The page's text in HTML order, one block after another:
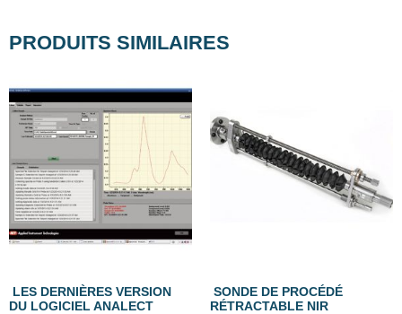
PRODUITS SIMILAIRES
LES DERNIÈRES VERSION
DU LOGICIEL ANALECT
SONDE DE PROCÉDÉ
RÉTRACTABLE NIR